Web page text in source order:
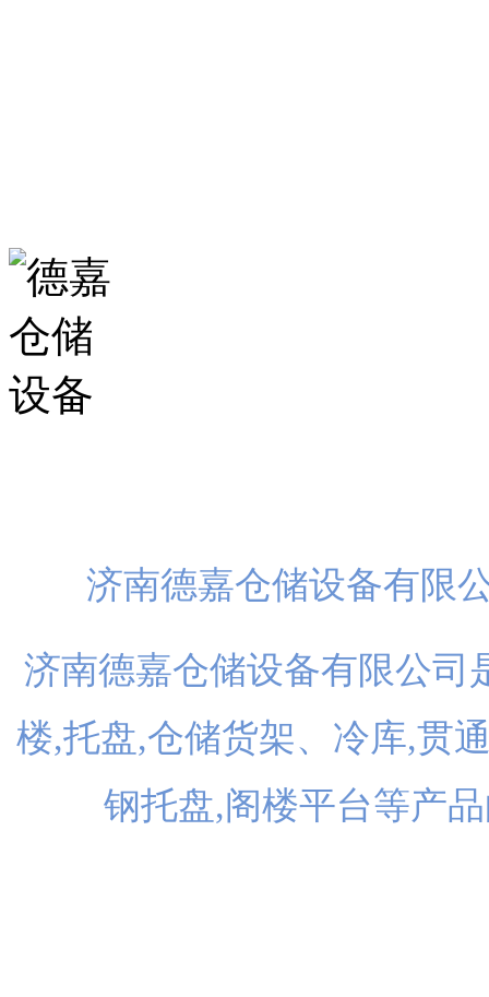
济南德嘉仓储设备有
济南德嘉仓储设备有限公司
楼,托盘,仓储货架、冷库,贯
钢托盘,阁楼平台等产